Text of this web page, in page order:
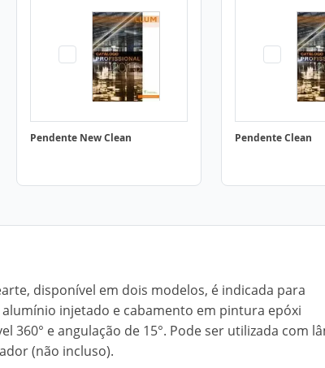
Pendente New Clean Pendente Clean
disponível em dois modelos, é indicada para
injetado e cabamento em pintura epóxi
e angulação de 15°. Pode ser utilizada com
(não incluso).